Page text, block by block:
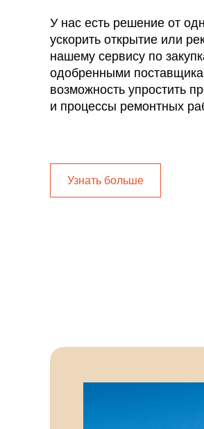
У нас есть решение от
ускорить открытие или
нашему сервису по
одобренными
возможность упростить
и процессы ремонтных
Узнать больше